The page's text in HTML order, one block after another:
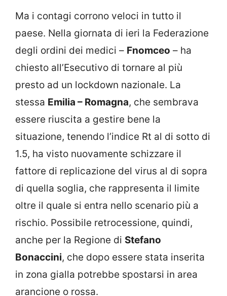
Ma i contagi corrono veloci in tutto il
paese. Nella giornata di ieri la Federazione
degli ordini dei medici – Fnomceo – ha
chiesto all’Esecutivo di tornare al più
presto ad un lockdown nazionale. La
stessa Emilia – Romagna, che sembrava
essere riuscita a gestire bene la
situazione, tenendo l’indice Rt al di sotto di
1.5, ha visto nuovamente schizzare il
fattore di replicazione del virus al di sopra
di quella soglia, che rappresenta il limite
oltre il quale si entra nello scenario più a
rischio. Possibile retrocessione, quindi,
anche per la Regione di Stefano
Bonaccini, che dopo essere stata inserita
in zona gialla potrebbe spostarsi in area
arancione o rossa.